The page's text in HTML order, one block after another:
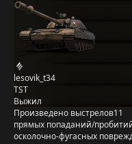
lesovik_t34
TST
Выжил
Произведено выстрелов11
прямых попаданий/
осколочно-фугасных